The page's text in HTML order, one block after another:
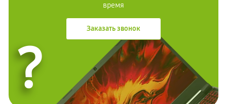
время
Заказать звонок
?